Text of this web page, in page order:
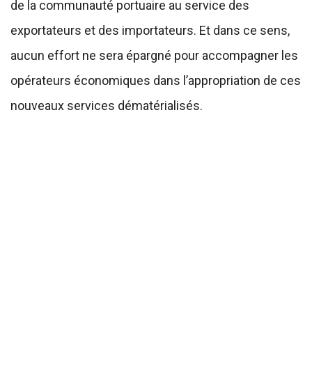
de la communauté portuaire au service des
exportateurs et des importateurs. Et dans ce sens,
aucun effort ne sera épargné pour accompagner les
opérateurs économiques dans l’appropriation de ces
nouveaux services dématérialisés.